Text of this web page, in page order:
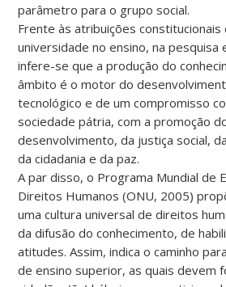
parâmetro para o grupo social.
Frente às atribuições constitucionais
universidade no ensino, na pesquisa
infere-se que a produção do
âmbito é o motor do
tecnológico e de um compromisso
sociedade pátria, com a promoção
desenvolvimento, da justiça social,
da cidadania e da paz.
A par disso, o Programa Mundial de
Direitos Humanos (ONU, 2005)
uma cultura universal de direitos
da difusão do conhecimento, de
atitudes. Assim, indica o caminho
de ensino superior, as quais devem